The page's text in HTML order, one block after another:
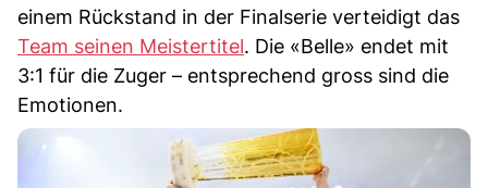
einem Rückstand in der Finalserie verteidigt das
Team seinen Meistertitel. Die «Belle» endet mit
3:1 für die Zuger – entsprechend gross sind die
Emotionen.